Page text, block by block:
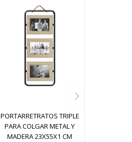
PORTARRETRATOS TRIPLE
PARA COLGAR METAL Y
MADERA 23X55X1 CM